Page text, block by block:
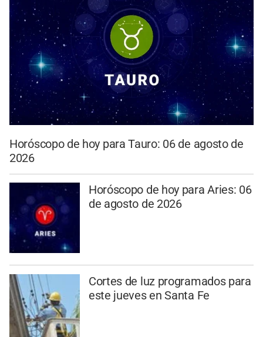
Horóscopo de hoy para Tauro: 06 de agosto de
2026
Horóscopo de hoy para Aries: 06
de agosto de 2026
Cortes de luz programados para
este jueves en Santa Fe